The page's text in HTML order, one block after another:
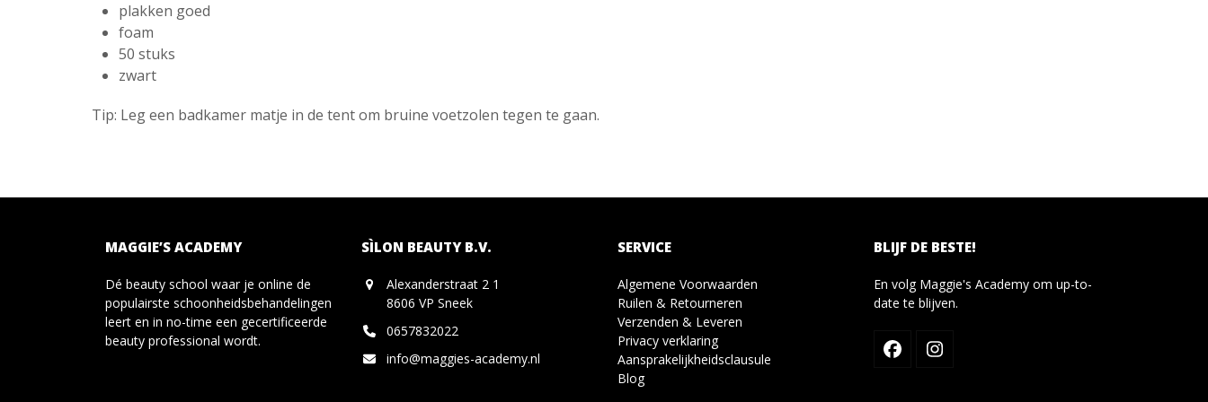
plakken goed
foam
50 stuks
zwart
Tip: Leg een badkamer matje in de tent om bruine voetzolen tegen te gaan.
MAGGIE’S ACADEMY
Dé beauty school waar je online de
populairste schoonheidsbehandelingen
leert en in no-time een gecertificeerde
beauty professional wordt.
SÌLON BEAUTY B.V.
Alexanderstraat 2 1
8606 VP Sneek
0657832022
info@maggies-academy.nl
SERVICE
Algemene Voorwaarden
Ruilen & Retourneren
Verzenden & Leveren
Privacy verklaring
Aansprakelijkheidsclausule
Blog
BLIJF DE BESTE!
En volg Maggie's Academy om up-to-
date te blijven.
FacebookInstagram